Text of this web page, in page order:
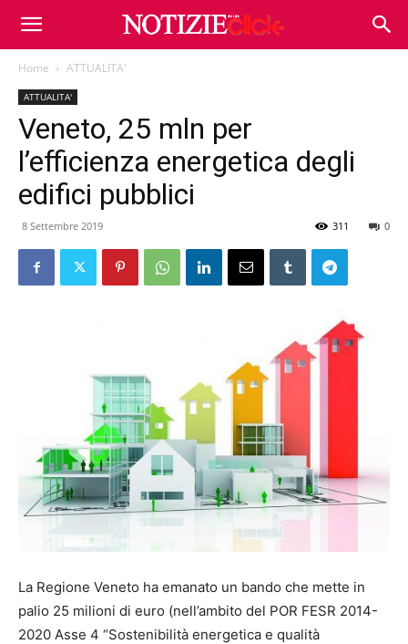
Home ATTUALITA'
ATTUALITA'
Veneto, 25 mln per
l’efficienza energetica degli
edifici pubblici
8 Settembre 2019 0
311
La Regione Veneto ha emanato un bando che mette in
palio 25 milioni di euro (nell’ambito del POR FESR 2014-
2020 Asse 4 “Sostenibilità energetica e qualità